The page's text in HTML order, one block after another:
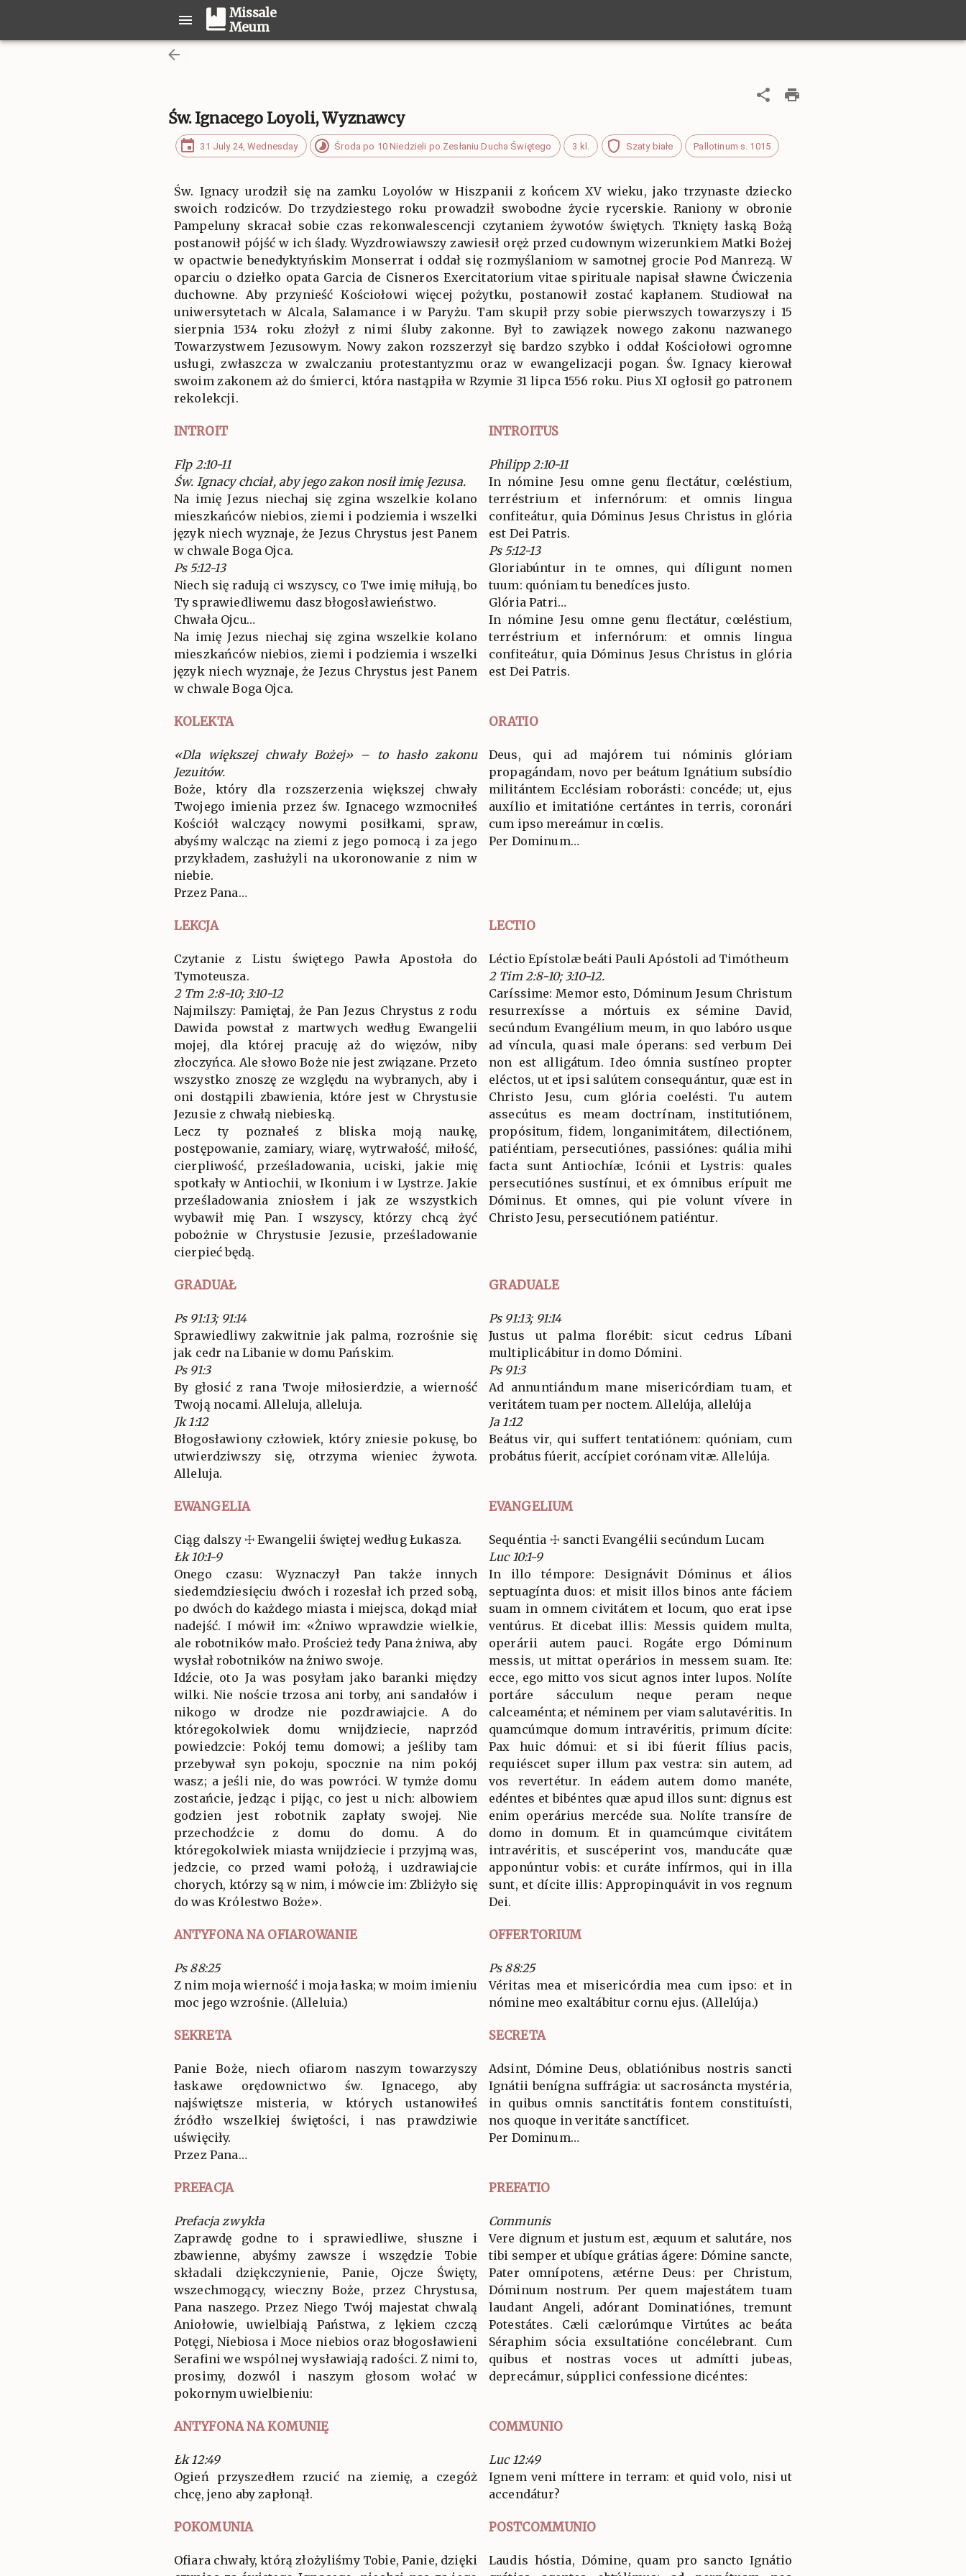
Missale
Meum
Św. Ignacego Loyoli, Wyznawcy
31 July 24, Wednesday Środa po 10 Niedzieli po Zesłaniu Ducha Świętego 3 kl. Szaty białe Pallotinum s. 1015
Św. Ignacy urodził się na zamku Loyolów w Hiszpanii z końcem XV wieku, jako trzynaste dziecko
swoich rodziców. Do trzydziestego roku prowadził swobodne życie rycerskie. Raniony w obronie
Pampeluny skracał sobie czas rekonwalescencji czytaniem żywotów świętych. Tknięty łaską Bożą
postanowił pójść w ich ślady. Wyzdrowiawszy zawiesił oręż przed cudownym wizerunkiem Matki Bożej
w opactwie benedyktyńskim Monserrat i oddał się rozmyślaniom w samotnej grocie Pod Manrezą. W
oparciu o dziełko opata Garcia de Cisneros Exercitatorium vitae spirituale napisał sławne Ćwiczenia
duchowne. Aby przynieść Kościołowi więcej pożytku, postanowił zostać kapłanem. Studiował na
uniwersytetach w Alcala, Salamance i w Paryżu. Tam skupił przy sobie pierwszych towarzyszy i 15
sierpnia 1534 roku złożył z nimi śluby zakonne. Był to zawiązek nowego zakonu nazwanego
Towarzystwem Jezusowym. Nowy zakon rozszerzył się bardzo szybko i oddał Kościołowi ogromne
usługi, zwłaszcza w zwalczaniu protestantyzmu oraz w ewangelizacji pogan. Św. Ignacy kierował
swoim zakonem aż do śmierci, która nastąpiła w Rzymie 31 lipca 1556 roku. Pius XI ogłosił go patronem
rekolekcji.
INTROIT INTROITUS
Flp 2:10-11
Św. Ignacy chciał, aby jego zakon nosił imię Jezusa.
Na imię Jezus niechaj się zgina wszelkie kolano
mieszkańców niebios, ziemi i podziemia i wszelki
język niech wyznaje, że Jezus Chrystus jest Panem
w chwale Boga Ojca.
Ps 5:12-13
Niech się radują ci wszyscy, co Twe imię miłują, bo
Ty sprawiedliwemu dasz błogosławieństwo.
Chwała Ojcu…
Na imię Jezus niechaj się zgina wszelkie kolano
mieszkańców niebios, ziemi i podziemia i wszelki
język niech wyznaje, że Jezus Chrystus jest Panem
w chwale Boga Ojca.
Philipp 2:10-11
In nómine Jesu omne genu flectátur, cœléstium,
terréstrium et infernórum: et omnis lingua
confiteátur, quia Dóminus Jesus Christus in glória
est Dei Patris.
Ps 5:12-13
Gloriabúntur in te omnes, qui díligunt nomen
tuum: quóniam tu benedíces justo.
Glória Patri…
In nómine Jesu omne genu flectátur, cœléstium,
terréstrium et infernórum: et omnis lingua
confiteátur, quia Dóminus Jesus Christus in glória
est Dei Patris.
KOLEKTA ORATIO
«Dla większej chwały Bożej» – to hasło zakonu
Jezuitów.
Boże, który dla rozszerzenia większej chwały
Twojego imienia przez św. Ignacego wzmocniłeś
Kościół walczący nowymi posiłkami, spraw,
abyśmy walcząc na ziemi z jego pomocą i za jego
przykładem, zasłużyli na ukoronowanie z nim w
niebie.
Przez Pana…
Deus, qui ad majórem tui nóminis glóriam
propagándam, novo per beátum Ignátium subsídio
militántem Ecclésiam roborásti: concéde; ut, ejus
auxílio et imitatióne certántes in terris, coronári
cum ipso mereámur in cœlis.
Per Dominum…
LEKCJA LECTIO
Czytanie z Listu świętego Pawła Apostoła do
Tymoteusza.
2 Tm 2:8-10; 3:10-12
Najmilszy: Pamiętaj, że Pan Jezus Chrystus z rodu
Dawida powstał z martwych według Ewangelii
mojej, dla której pracuję aż do więzów, niby
złoczyńca. Ale słowo Boże nie jest związane. Przeto
wszystko znoszę ze względu na wybranych, aby i
oni dostąpili zbawienia, które jest w Chrystusie
Jezusie z chwałą niebieską.
Lecz ty poznałeś z bliska moją naukę,
postępowanie, zamiary, wiarę, wytrwałość, miłość,
cierpliwość, prześladowania, uciski, jakie mię
spotkały w Antiochii, w Ikonium i w Lystrze. Jakie
prześladowania zniosłem i jak ze wszystkich
wybawił mię Pan. I wszyscy, którzy chcą żyć
pobożnie w Chrystusie Jezusie, prześladowanie
cierpieć będą.
Léctio Epístolæ beáti Pauli Apóstoli ad Timótheum
2 Tim 2:8-10; 3:10-12.
Caríssime: Memor esto, Dóminum Jesum Christum
resurrexísse a mórtuis ex sémine David,
secúndum Evangélium meum, in quo labóro usque
ad víncula, quasi male óperans: sed verbum Dei
non est alligátum. Ideo ómnia sustíneo propter
eléctos, ut et ipsi salútem consequántur, quæ est in
Christo Jesu, cum glória coelésti. Tu autem
assecútus es meam doctrínam, institutiónem,
propósitum, fidem, longanimitátem, dilectiónem,
patiéntiam, persecutiónes, passiónes: quália mihi
facta sunt Antiochíæ, Icónii et Lystris: quales
persecutiónes sustínui, et ex ómnibus erípuit me
Dóminus. Et omnes, qui pie volunt vívere in
Christo Jesu, persecutiónem patiéntur.
GRADUAŁ GRADUALE
Ps 91:13; 91:14
Sprawiedliwy zakwitnie jak palma, rozrośnie się
jak cedr na Libanie w domu Pańskim.
Ps 91:3
By głosić z rana Twoje miłosierdzie, a wierność
Twoją nocami. Alleluja, alleluja.
Jk 1:12
Błogosławiony człowiek, który zniesie pokusę, bo
utwierdziwszy się, otrzyma wieniec żywota.
Alleluja.
Ps 91:13; 91:14
Justus ut palma florébit: sicut cedrus Líbani
multiplicábitur in domo Dómini.
Ps 91:3
Ad annuntiándum mane misericórdiam tuam, et
veritátem tuam per noctem. Allelúja, allelúja
Ja 1:12
Beátus vir, qui suffert tentatiónem: quóniam, cum
probátus fúerit, accípiet corónam vitæ. Allelúja.
EWANGELIA EVANGELIUM
Ciąg dalszy ☩ Ewangelii świętej według Łukasza.
Łk 10:1-9
Onego czasu: Wyznaczył Pan także innych
siedemdziesięciu dwóch i rozesłał ich przed sobą,
po dwóch do każdego miasta i miejsca, dokąd miał
nadejść. I mówił im: «Żniwo wprawdzie wielkie,
ale robotników mało. Proścież tedy Pana żniwa, aby
wysłał robotników na żniwo swoje.
Idźcie, oto Ja was posyłam jako baranki między
wilki. Nie noście trzosa ani torby, ani sandałów i
nikogo w drodze nie pozdrawiajcie. A do
któregokolwiek domu wnijdziecie, naprzód
powiedzcie: Pokój temu domowi; a jeśliby tam
przebywał syn pokoju, spocznie na nim pokój
wasz; a jeśli nie, do was powróci. W tymże domu
zostańcie, jedząc i pijąc, co jest u nich: albowiem
godzien jest robotnik zapłaty swojej. Nie
przechodźcie z domu do domu. A do
któregokolwiek miasta wnijdziecie i przyjmą was,
jedzcie, co przed wami położą, i uzdrawiajcie
chorych, którzy są w nim, i mówcie im: Zbliżyło się
do was Królestwo Boże».
Sequéntia ☩ sancti Evangélii secúndum Lucam
Luc 10:1-9
In illo témpore: Designávit Dóminus et álios
septuagínta duos: et misit illos binos ante fáciem
suam in omnem civitátem et locum, quo erat ipse
ventúrus. Et dicebat illis: Messis quidem multa,
operárii autem pauci. Rogáte ergo Dóminum
messis, ut mittat operários in messem suam. Ite:
ecce, ego mitto vos sicut agnos inter lupos. Nolíte
portáre sácculum neque peram neque
calceaménta; et néminem per viam salutavéritis. In
quamcúmque domum intravéritis, primum dícite:
Pax huic dómui: et si ibi fúerit fílius pacis,
requiéscet super illum pax vestra: sin autem, ad
vos revertétur. In eádem autem domo manéte,
edéntes et bibéntes quæ apud illos sunt: dignus est
enim operárius mercéde sua. Nolíte transíre de
domo in domum. Et in quamcúmque civitátem
intravéritis, et suscéperint vos, manducáte quæ
apponúntur vobis: et curáte infírmos, qui in illa
sunt, et dícite illis: Appropinquávit in vos regnum
Dei.
ANTYFONA NA OFIAROWANIE OFFERTORIUM
Ps 88:25
Z nim moja wierność i moja łaska; w moim imieniu
moc jego wzrośnie. (Alleluia.)
Ps 88:25
Véritas mea et misericórdia mea cum ipso: et in
nómine meo exaltábitur cornu ejus. (Allelúja.)
SEKRETA SECRETA
Panie Boże, niech ofiarom naszym towarzyszy
łaskawe orędownictwo św. Ignacego, aby
najświętsze misteria, w których ustanowiłeś
źródło wszelkiej świętości, i nas prawdziwie
uświęciły.
Przez Pana…
Adsint, Dómine Deus, oblatiónibus nostris sancti
Ignátii benígna suffrágia: ut sacrosáncta mystéria,
in quibus omnis sanctitátis fontem constituísti,
nos quoque in veritáte sanctíficet.
Per Dominum…
PREFACJA PREFATIO
Prefacja zwykła
Zaprawdę godne to i sprawiedliwe, słuszne i
zbawienne, abyśmy zawsze i wszędzie Tobie
składali dziękczynienie, Panie, Ojcze Święty,
wszechmogący, wieczny Boże, przez Chrystusa,
Pana naszego. Przez Niego Twój majestat chwalą
Aniołowie, uwielbiają Państwa, z lękiem czczą
Potęgi, Niebiosa i Moce niebios oraz błogosławieni
Serafini we wspólnej wysławiają radości. Z nimi to,
prosimy, dozwól i naszym głosom wołać w
pokornym uwielbieniu:
Communis
Vere dignum et justum est, æquum et salutáre, nos
tibi semper et ubíque grátias ágere: Dómine sancte,
Pater omnípotens, ætérne Deus: per Christum,
Dóminum nostrum. Per quem majestátem tuam
laudant Angeli, adórant Dominatiónes, tremunt
Potestátes. Cæli cælorúmque Virtútes ac beáta
Séraphim sócia exsultatióne concélebrant. Cum
quibus et nostras voces ut admítti jubeas,
deprecámur, súpplici confessione dicéntes:
ANTYFONA NA KOMUNIĘ COMMUNIO
Łk 12:49
Ogień przyszedłem rzucić na ziemię, a czegóż
chcę, jeno aby zapłonął.
Luc 12:49
Ignem veni míttere in terram: et quid volo, nisi ut
accendátur?
POKOMUNIA POSTCOMMUNIO
Ofiara chwały, którą złożyliśmy Tobie, Panie, dzięki
Laudis hóstia, Dómine, quam pro sancto Ignátio